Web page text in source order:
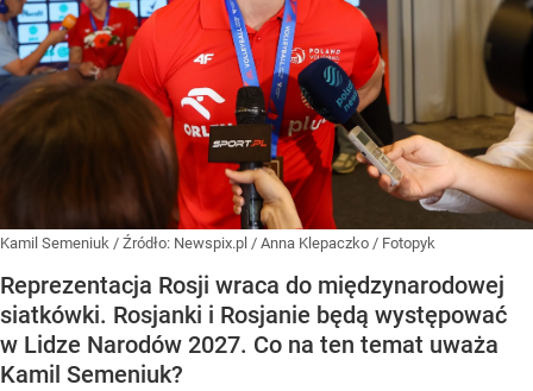
Kamil Semeniuk / Źródło: Newspix.pl / Anna Klepaczko / Fotopyk
Reprezentacja Rosji wraca do międzynarodowej
siatkówki. Rosjanki i Rosjanie będą występować
w Lidze Narodów 2027. Co na ten temat uważa
Kamil Semeniuk?